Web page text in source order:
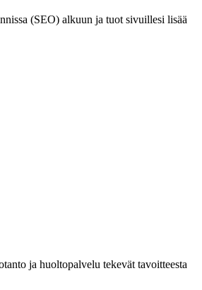
(SEO) alkuun ja tuot sivuillesi lisää
ja huoltopalvelu tekevät tavoitteesta